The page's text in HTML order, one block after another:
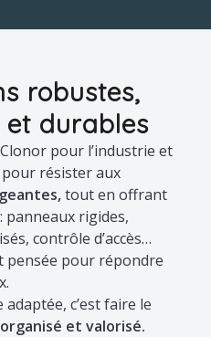
robustes,
durables
pour l’industrie et
résister aux
tout en offrant
: panneaux rigides,
contrôle d’accès…
pensée pour répondre
c’est faire le
et valorisé.